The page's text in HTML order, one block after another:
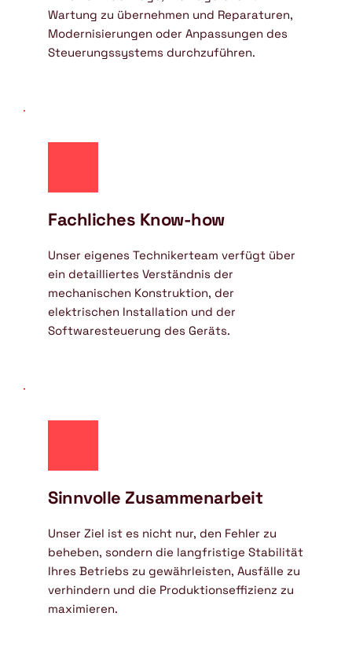
Wartung zu übernehmen und Reparaturen,
Modernisierungen oder Anpassungen des
Steuerungssystems durchzuführen.
Fachliches Know-how
Unser eigenes Technikerteam verfügt über
ein detailliertes Verständnis der
mechanischen Konstruktion, der
elektrischen Installation und der
Softwaresteuerung des Geräts.
Sinnvolle Zusammenarbeit
Unser Ziel ist es nicht nur, den Fehler zu
beheben, sondern die langfristige Stabilität
Ihres Betriebs zu gewährleisten, Ausfälle zu
verhindern und die Produktionseffizienz zu
maximieren.